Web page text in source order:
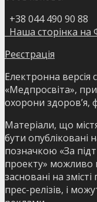
+38 044 490 90 88
Наша сторінка на
Реєстрація
Електронна версія
«Медпросвіта»,
охорони здоров’я,
Матеріали, що
бути опубліковані
позначкою «За
проекту» можливо
засновані на
прес-релізів, і